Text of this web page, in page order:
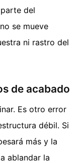
del
se mueve
ni rastro del
de acabado
Es otro error
débil. Si
más y la
ablandar la